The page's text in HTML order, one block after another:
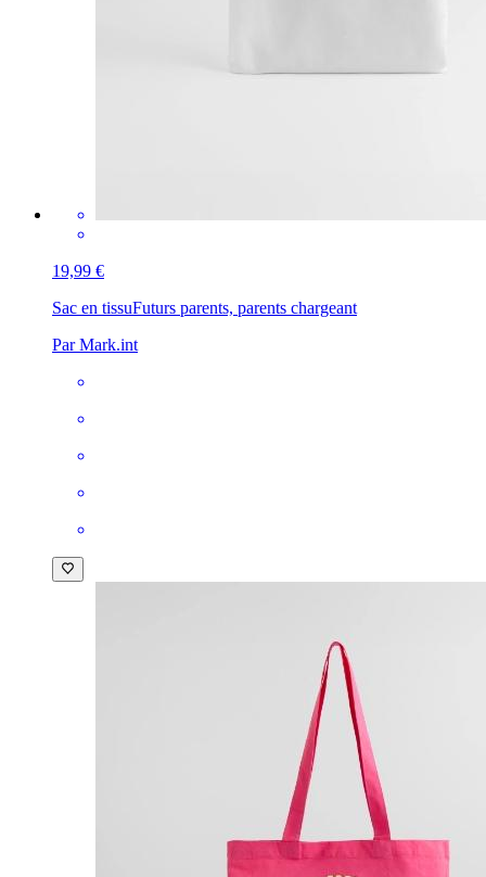
19,99 €
Sac en tissuFuturs parents, parents chargeant
Par Mark.int